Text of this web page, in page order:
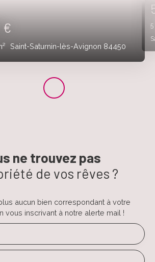
€
Saint-Saturnin-lès-Avignon 84450
5
ne trouvez pas
de vos rêves ?
aucun bien correspondant à votre
vous inscrivant à notre alerte mail !